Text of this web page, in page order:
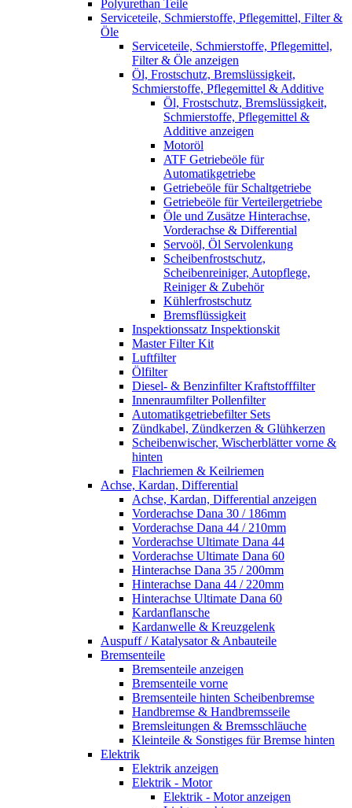
Polyurethan Teile
Serviceteile, Schmierstoffe, Pflegemittel, Filter &
Öle
Serviceteile, Schmierstoffe, Pflegemittel,
Filter & Öle anzeigen
Öl, Frostschutz, Bremslüssigkeit,
Schmierstoffe, Pflegemittel & Additive
Öl, Frostschutz, Bremslüssigkeit,
Schmierstoffe, Pflegemittel &
Additive anzeigen
Motoröl
ATF Getriebeöle für
Automatikgetriebe
Getriebeöle für Schaltgetriebe
Getriebeöle für Verteilergetriebe
Öle und Zusätze Hinterachse,
Vorderachse & Differential
Servoöl, Öl Servolenkung
Scheibenfrostschutz,
Scheibenreiniger, Autopflege,
Reiniger & Zubehör
Kühlerfrostschutz
Bremsflüssigkeit
Inspektionssatz Inspektionskit
Master Filter Kit
Luftfilter
Ölfilter
Diesel- & Benzinfilter Kraftstofffilter
Innenraumfilter Pollenfilter
Automatikgetriebefilter Sets
Zündkabel, Zündkerzen & Glühkerzen
Scheibenwischer, Wischerblätter vorne &
hinten
Flachriemen & Keilriemen
Achse, Kardan, Differential
Achse, Kardan, Differential anzeigen
Vorderachse Dana 30 / 186mm
Vorderachse Dana 44 / 210mm
Vorderachse Ultimate Dana 44
Vorderachse Ultimate Dana 60
Hinterachse Dana 35 / 200mm
Hinterachse Dana 44 / 220mm
Hinterachse Ultimate Dana 60
Kardanflansche
Kardanwelle & Kreuzgelenk
Auspuff / Katalysator & Anbauteile
Bremsenteile
Bremsenteile anzeigen
Bremsenteile vorne
Bremsenteile hinten Scheibenbremse
Handbremse & Handbremsseile
Bremsleitungen & Bremsschläuche
Kleinteile & Sonstiges für Bremse hinten
Elektrik
Elektrik anzeigen
Elektrik - Motor
Elektrik - Motor anzeigen